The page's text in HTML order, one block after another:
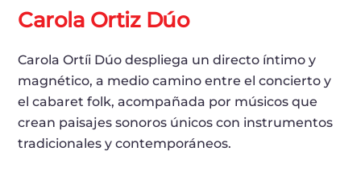
Carola Ortiz Dúo
Carola Ortíi Dúo despliega un directo íntimo y
magnético, a medio camino entre el concierto y
el cabaret folk, acompañada por músicos que
crean paisajes sonoros únicos con instrumentos
tradicionales y contemporáneos.